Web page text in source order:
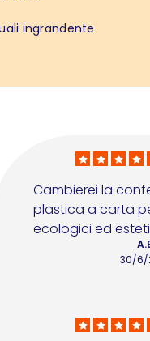
ingrandente.
Cambierei la
plastica a carta
ecologici ed
30/6/